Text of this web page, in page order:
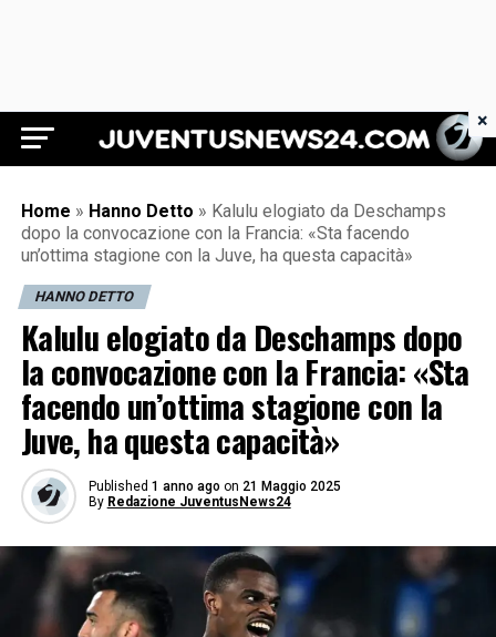
Juventus News 24
Home » Hanno Detto » Kalulu elogiato da Deschamps
dopo la convocazione con la Francia: «Sta facendo
un’ottima stagione con la Juve, ha questa capacità»
HANNO DETTO
Kalulu elogiato da Deschamps dopo
la convocazione con la Francia: «Sta
facendo un’ottima stagione con la
Juve, ha questa capacità»
Published 1 anno ago on 21 Maggio 2025
By Redazione JuventusNews24
×